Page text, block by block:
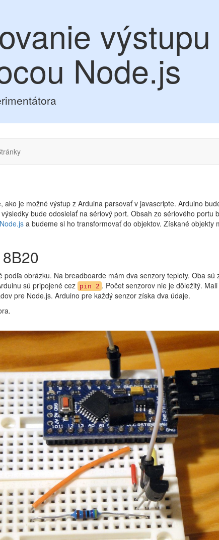
Node.js
ako je možné výstup z Arduina parsovať v javascripte. Arduino
bude odosielať na sériový port. Obsah zo sériového portu
Node.js a budeme si ho transformovať do objektov. Získané objekty
podľa obrázku. Na breadboarde mám dva senzory teploty. Oba sú
sú pripojené cez pin 2 . Počet senzorov nie je dôležitý.
pre Node.js. Arduino pre každý senzor získa dva údaje.